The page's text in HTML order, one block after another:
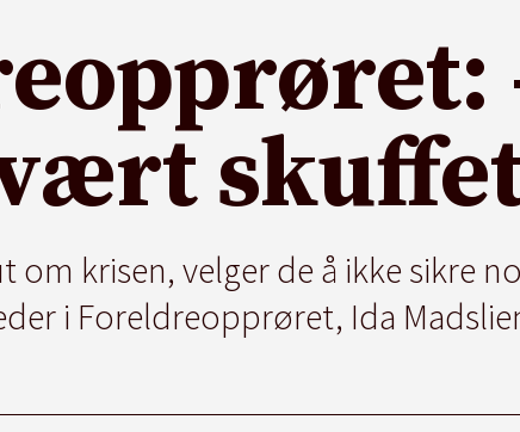
krisen, velger de å ikke sikre
i Foreldreopprøret, Ida